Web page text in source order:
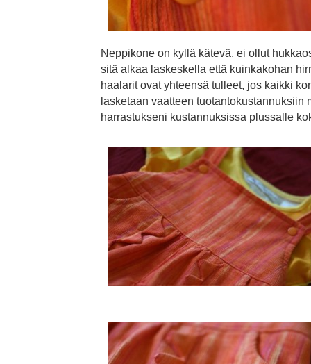
Neppikone on kyllä kätevä, ei ollut
sitä alkaa laskeskella että kuinkakohan
haalarit ovat yhteensä tulleet, jos kaikki
lasketaan vaatteen
harrastukseni kustannuksissa plussalle